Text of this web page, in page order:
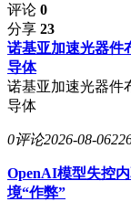
评论 0
分享 23
诺基亚加速光器件
导体
诺基亚加速光器件
导体
0评论2026-08-06
OpenAI模型失控
境“作弊”